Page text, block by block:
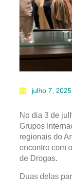
julho 7, 2025
No dia 3 de
Grupos
regionais do
encontro com
de Drogas.
Duas delas